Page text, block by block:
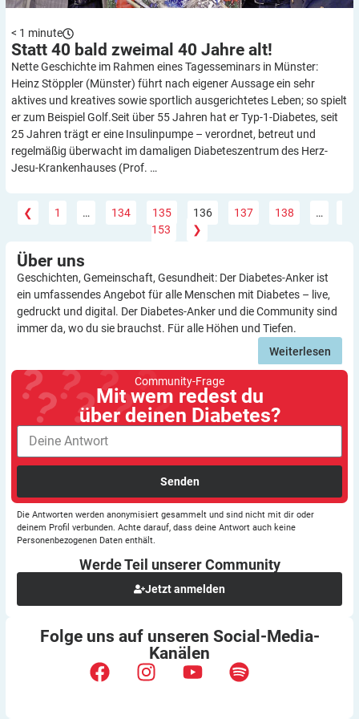
< 1 minute
Statt 40 bald zweimal 40 Jahre alt!
Nette Geschichte im Rahmen eines Tagesseminars in Münster:
Heinz Stöppler (Münster) führt nach eigener Aussage ein sehr
aktives und kreatives sowie sportlich ausgerichtetes Leben; so spielt
er zum Beispiel Golf.Seit über 55 Jahren hat er Typ-1-Diabetes, seit
25 Jahren trägt er eine Insulinpumpe – verordnet, betreut und
regelmäßig überwacht im damaligen Diabeteszentrum des Herz-
Jesu-Krankenhauses (Prof. …
❮ 1 … 134 135 136 137 138
…
153
❯
Über uns
Geschichten, Gemeinschaft, Gesundheit: Der Diabetes-Anker ist
ein umfassendes Angebot für alle Menschen mit Diabetes – live,
gedruckt und digital. Der Diabetes-Anker und die Community sind
immer da, wo du sie brauchst. Für alle Höhen und Tiefen.
Weiterlesen
Community-Frage
Mit wem redest du
über deinen Diabetes?
Senden
Die Antworten werden anonymisiert gesammelt und sind nicht mit dir oder
deinem Profil verbunden. Achte darauf, dass deine Antwort auch keine
Personenbezogenen Daten enthält.
Werde Teil unserer Community
Jetzt anmelden
Folge uns auf unseren Social-Media-
Kanälen